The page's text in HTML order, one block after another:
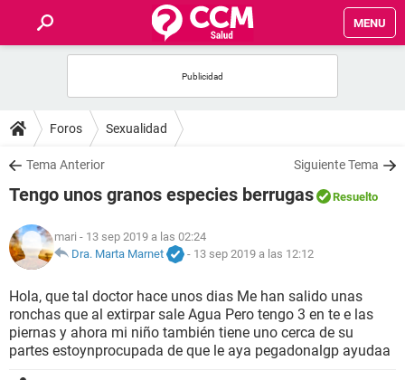
MENU
FOROS
SALUD
FAMILIA
NUTRICIÓN
BIENESTAR
SEXUALIDAD
Foros Sexualidad
Tema Anterior Siguiente Tema
Tengo unos granos especies berrugas Resuelto
mari - 13 sep 2019 a las 02:24
Dra. Marta Marnet
- 13 sep 2019 a las 12:12
Hola, que tal doctor hace unos dias Me han salido unas
ronchas que al extirpar sale Agua Pero tengo 3 en te e las
piernas y ahora mi niño también tiene uno cerca de su
partes estoynprocupada de que le aya pegadonalgp ayudaa